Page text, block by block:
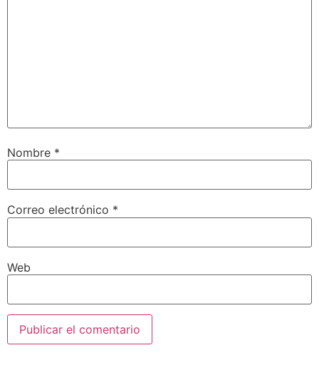
Nombre *
Correo electrónico *
Web